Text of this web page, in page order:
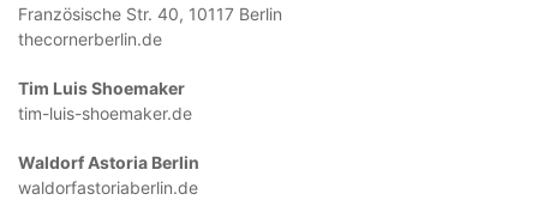
Französische Str. 40, 10117 Berlin
thecornerberlin.de
Tim Luis Shoemaker
tim-luis-shoemaker.de
Waldorf Astoria Berlin
waldorfastoriaberlin.de